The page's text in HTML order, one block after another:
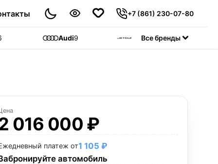
+7 (861) 230-07-80
Audi9 Jetour55
Все бренды
016 000 ₽
платеж от1 105 ₽
автомобиль